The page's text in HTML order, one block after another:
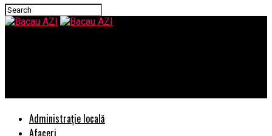
Administrație locală